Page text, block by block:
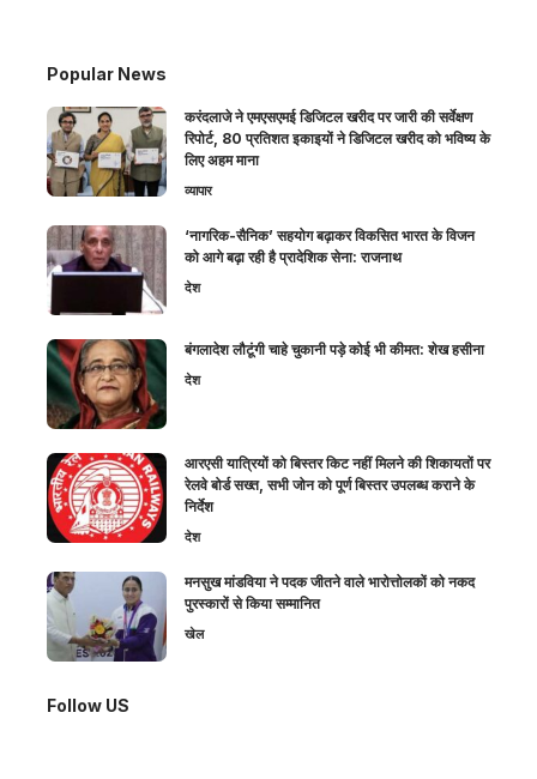
Popular News
करंदलाजे ने एमएसएमई डिजिटल खरीद पर जारी की सर्वेक्षण
रिपोर्ट, 80 प्रतिशत इकाइयों ने डिजिटल खरीद को भविष्य के
लिए अहम माना
व्यापार
‘नागरिक-सैनिक’ सहयोग बढ़ाकर विकसित भारत के विजन
को आगे बढ़ा रही है प्रादेशिक सेना: राजनाथ
देश
बंगलादेश लौटूंगी चाहे चुकानी पड़े कोई भी कीमत: शेख हसीना
देश
आरएसी यात्रियों को बिस्तर किट नहीं मिलने की शिकायतों पर
रेलवे बोर्ड सख्त, सभी जोन को पूर्ण बिस्तर उपलब्ध कराने के
निर्देश
देश
मनसुख मांडविया ने पदक जीतने वाले भारोत्तोलकों को नकद
पुरस्कारों से किया सम्मानित
खेल
Follow US